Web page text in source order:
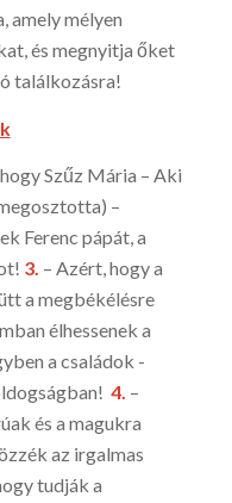
amely mélyen
és megnyitja őket
talál­kozásra!
Szűz Mária – Aki
–
Fe­renc pápát, a
3. – Azért, hogy a
a megbékélésre
élhessenek a
a családok -
4. –
és a magukra
az irgalmas
tudják a